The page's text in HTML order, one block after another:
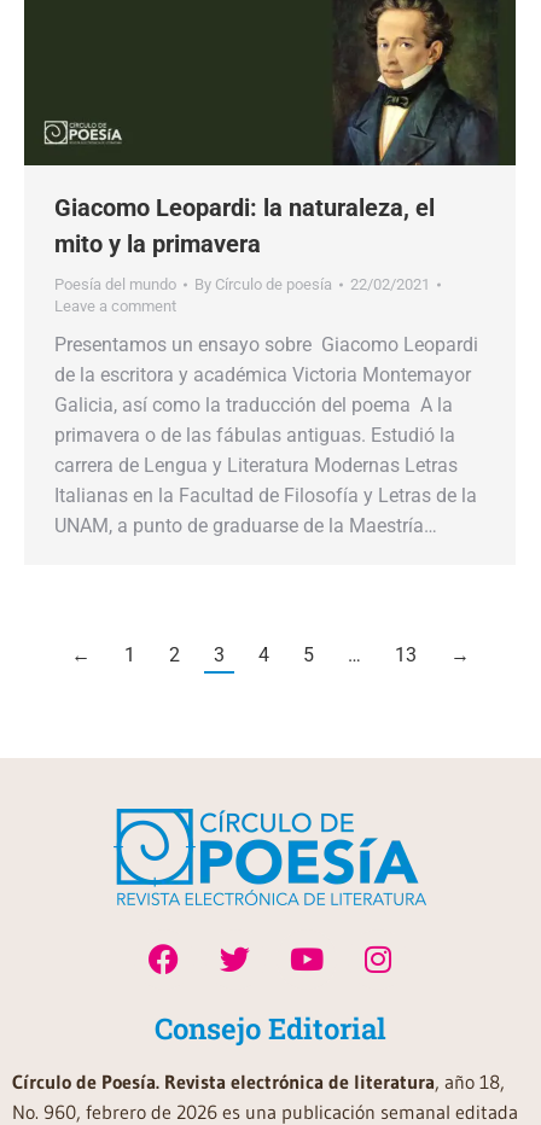
Giacomo Leopardi: la naturaleza, el
mito y la primavera
Poesía del mundo By Círculo de poesía
22/02/2021
Leave a comment
Presentamos un ensayo sobre Giacomo Leopardi
de la escritora y académica Victoria Montemayor
Galicia, así como la traducción del poema A la
primavera o de las fábulas antiguas. Estudió la
carrera de Lengua y Literatura Modernas Letras
Italianas en la Facultad de Filosofía y Letras de la
UNAM, a punto de graduarse de la Maestría…
← 1 2 3 4 5 … 13 →
Consejo Editorial
Círculo de Poesía. Revista electrónica de literatura, año 18,
No. 960, febrero de 2026 es una publicación semanal editada